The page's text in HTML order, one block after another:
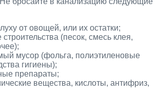
от овощей, или их остатки;
(песок, смесь клея,
мусор (фольга, полиэтиленовые
гигиены);
препараты;
вещества, кислоты, антифриз,